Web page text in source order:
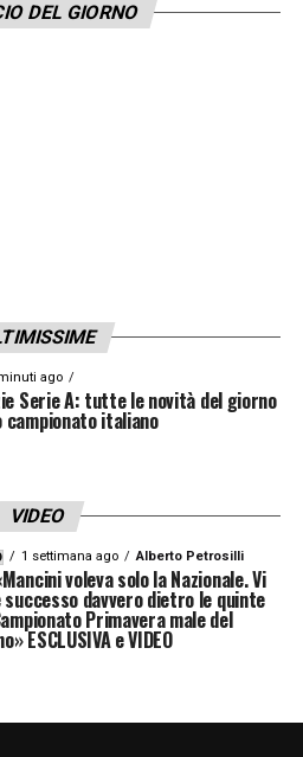
Giuntoli e De Laurentiis
storici. Rinnovo quasi
con il contratto in
graticola anche
Dzeko si allena ancora
del bosniaco–Il
su un campo a
atletico. Difficile
Sky Sport.
DEL GIORNO
ago
Serie A: tutte le novità del giorno
campionato italiano
VIDEO
1 settimana ago Alberto Petrosilli
voleva solo la Nazionale. Vi
successo davvero dietro le quinte
Primavera male del
ESCLUSIVA e VIDEO